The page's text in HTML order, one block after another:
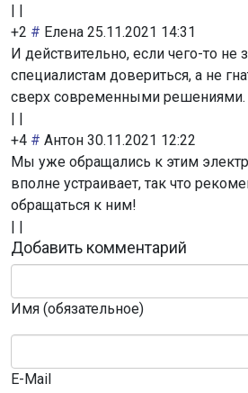
| |
+2 # Елена 25.11.2021 14:31
И действительно, если чего-то не
специалистам довериться, а не
сверх современными решениями.
| |
+4 # Антон 30.11.2021 12:22
Мы уже обращались к этим
вполне устраивает, так что
обращаться к ним!
| |
Добавить комментарий
Имя (обязательное)
E-Mail